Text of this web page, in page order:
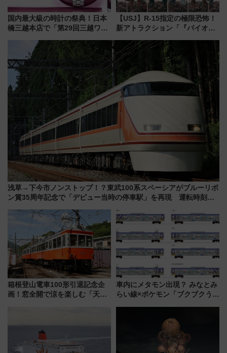
国内最大級の時計の祭典！日本
橋三越本店で「第29回三越ワー
【2026年8月5日～25日】
【USJ】R-15指定の極限恐怖！
新アトラクション「『バイオハ
ブ」今秋登場 ―予測不能の恐
怖に泣き叫べ―
浅草→下今市ノンストップ！？東武100系スペーシアがブルーリボ
ン賞35周年記念で「デビュー当時の停車駅」を再現 運転時刻や
箱根登山電車100形引退記念企
画！窓全開で涼を楽しむ「天然
車内にメタモン出現？ みなとみ
らい線×ポケモン「ブクブクうみ